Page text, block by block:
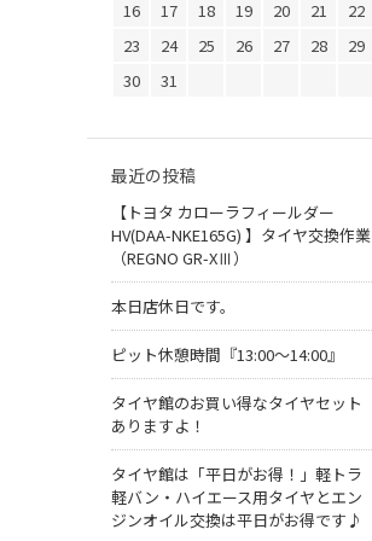
16 17 18 19 20 21
22
23
24 25 26 27 28
29
30
31
最近の投稿
【トヨタ カローラフィールダー
HV(DAA-NKE165G) 】タイヤ交換作業
（REGNO GR-XⅢ）
本日店休日です。
ピット休憩時間『13:00～14:00』
タイヤ館のお買い得なタイヤセット
ありますよ！
タイヤ館は「平日がお得！」軽トラ
軽バン・ハイエース用タイヤとエン
ジンオイル交換は平日がお得です♪